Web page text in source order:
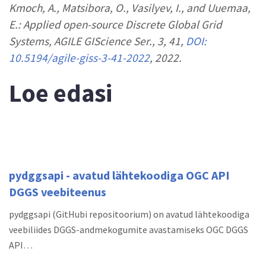
Kmoch, A., Matsibora, O., Vasilyev, I., and Uuemaa,
E.: Applied open-source Discrete Global Grid
Systems, AGILE GIScience Ser., 3, 41, DOI:
10.5194/agile-giss-3-41-2022, 2022.
Loe edasi
pydggsapi - avatud lähtekoodiga OGC API
DGGS veebiteenus
pydggsapi (GitHubi repositoorium) on avatud lähtekoodiga
veebiliides DGGS-andmekogumite avastamiseks OGC DGGS
API…